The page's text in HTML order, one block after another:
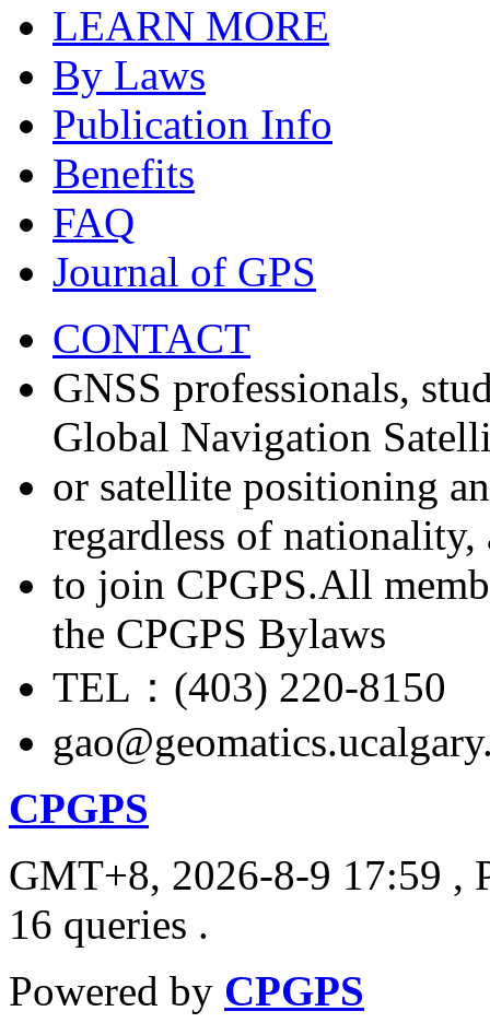
LEARN MORE
By Laws
Publication Info
Benefits
FAQ
Journal of GPS
CONTACT
GNSS professionals,
Global Navigation
or satellite positioning
regardless of nationality,
to join CPGPS.All
the CPGPS Bylaws
TEL：(403) 220-8150
CPGPS
GMT+8, 2026-8-9 17:59 ,
16 queries .
Powered by CPGPS